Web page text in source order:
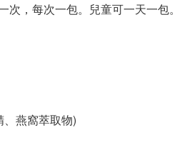
，每次一包。兒童可一天一包。
燕窩萃取物)